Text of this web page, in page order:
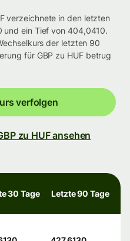
verzeichnete in den letzten
und ein Tief von 404,0410.
der letzten 90
für GBP zu HUF betrug
verfolgen
zu HUF ansehen
30 Tage Letzte 90 Tage